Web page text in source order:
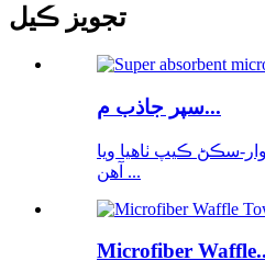
تجويز ڪيل
سپر جاذب م...
سڪڻ ڪيپ ٺاهيا ويا
آهن ...
Microfiber